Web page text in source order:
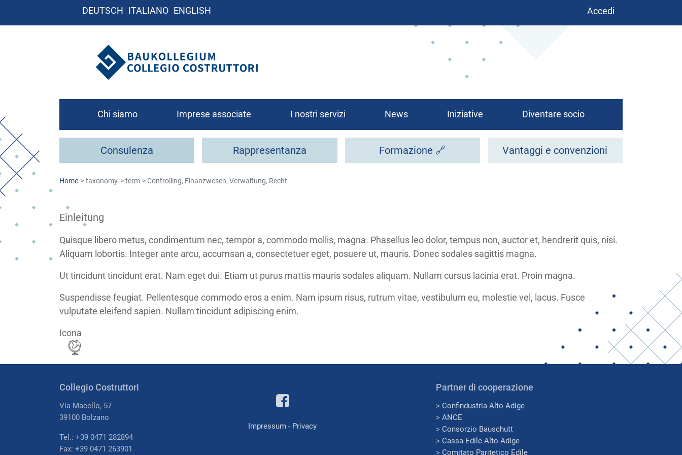
DEUTSCH ITALIANO ENGLISH BenutzermenüAccedi
Chi siamo
Chi siamo
Contatto
Imprese associate I nostri servizi News Iniziative Diventare socio
Consulenza Rappresentanza Formazione 🔗 Vantaggi e convenzioni
Home taxonomy term Controlling, Finanzwesen, Verwaltung, Recht
Einleitung
Quisque libero metus, condimentum nec, tempor a, commodo mollis, magna. Phasellus leo dolor, tempus non, auctor et, hendrerit quis, nisi.
Aliquam lobortis. Integer ante arcu, accumsan a, consectetuer eget, posuere ut, mauris. Donec sodales sagittis magna.
Ut tincidunt tincidunt erat. Nam eget dui. Etiam ut purus mattis mauris sodales aliquam. Nullam cursus lacinia erat. Proin magna.
Suspendisse feugiat. Pellentesque commodo eros a enim. Nam ipsum risus, rutrum vitae, vestibulum eu, molestie vel, lacus. Fusce
vulputate eleifend sapien. Nullam tincidunt adipiscing enim.
Icona
Collegio Costruttori
Via Macello, 57
39100 Bolzano
Tel.: +39 0471 282894
Fax: +39 0471 263901
Impressum - Privacy
Partner di cooperazione
> Confindustria Alto Adige
>ANCE
> Consorzio Bauschutt
> Cassa Edile Alto Adige
> Comitato Paritetico Edile